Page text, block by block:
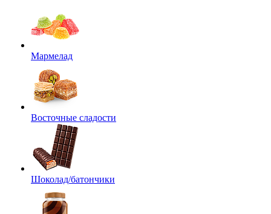
Мармелад
Восточные сладости
Шоколад/батончики